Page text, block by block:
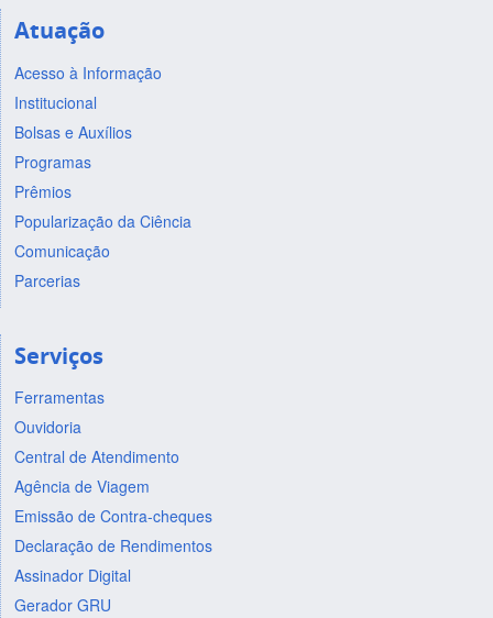
Atuação
Acesso à Informação
Institucional
Bolsas e Auxílios
Programas
Prêmios
Popularização da Ciência
Comunicação
Parcerias
Serviços
Ferramentas
Ouvidoria
Central de Atendimento
Agência de Viagem
Emissão de Contra-cheques
Declaração de Rendimentos
Assinador Digital
Gerador GRU